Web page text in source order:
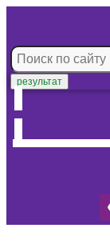
результат